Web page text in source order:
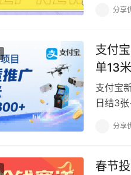
分享
支付
单13
支付宝
日结3
分享
春节